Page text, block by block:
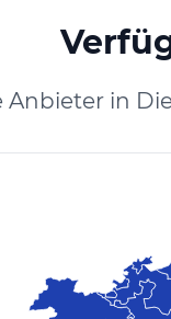
Anbieter in